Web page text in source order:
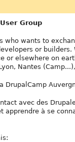
Group
who wants to
or
or elsewhere on
Nantes
DrupalCamp
avec des
apprendre à se